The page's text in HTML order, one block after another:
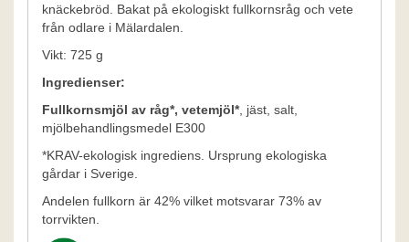
knäckebröd. Bakat på ekologiskt fullkornsråg och vete
från odlare i Mälardalen.
Vikt: 725 g
Ingredienser:
Fullkornsmjöl av råg*, vetemjöl*, jäst, salt,
mjölbehandlingsmedel E300
*KRAV-ekologisk ingrediens. Ursprung ekologiska
gårdar i Sverige.
Andelen fullkorn är 42% vilket motsvarar 73% av
torrvikten.